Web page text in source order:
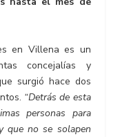
en Villena es un
concejalías y
surgió hace dos
“Detrás de esta
personas para
que no se solapen